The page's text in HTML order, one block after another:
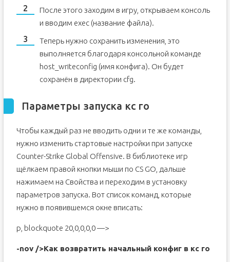
После этого заходим в игру, открываем консоль
и вводим exec (название файла).
Теперь нужно сохранить изменения, это
выполняется благодаря консольной команде
host_writeconfig (имя конфига). Он будет
сохранён в директории cfg.
Параметры запуска кс го
Чтобы каждый раз не вводить одни и те же команды,
нужно изменить стартовые настройки при запуске
Counter-Strike Global Offensive. В библиотеке игр
щёлкаем правой кнопки мыши по CS GO, дальше
нажимаем на Свойства и переходим в установку
параметров запуска. Вот список команд, которые
нужно в появившемся окне вписать:
p, blockquote 20,0,0,0,0 —>
-nov />Как возвратить начальный конфиг в кс го